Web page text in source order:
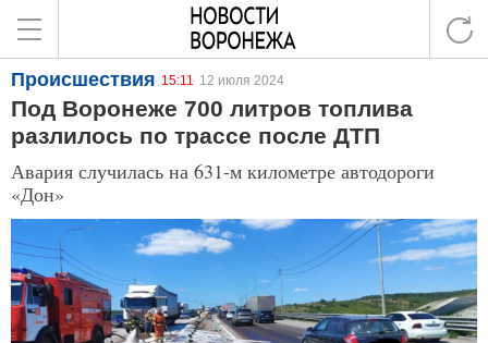
Происшествия 15:11 12 июля 2024
Под Воронеже 700 литров топлива
разлилось по трассе после ДТП
Авария случилась на 631-м километре автодороги
«Дон»